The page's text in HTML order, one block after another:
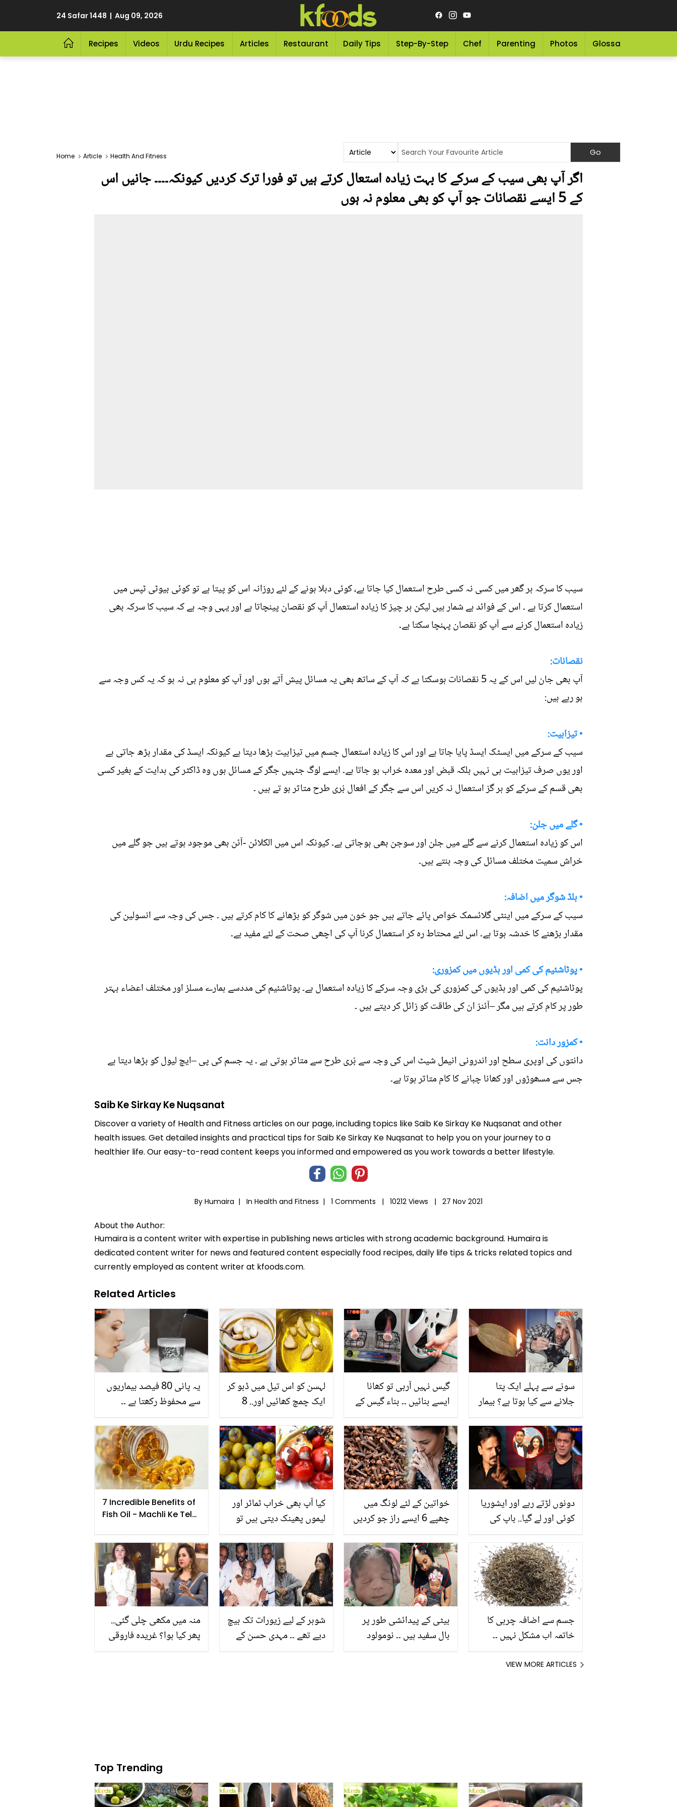
24 Safar 1448 | Aug 09, 2026
Recipes Videos Urdu Recipes Articles Restaurant Daily Tips Step-By-Step Chef Parenting Photos Glossary
Home Article Health And Fitness
اگر آپ بھی سیب کے سرکے کا بہت زیادہ استعال کرتے ہیں تو فورا ترک کردیں کیونکہ۔۔۔۔ جانیں اس
کے 5 ایسے نقصانات جو آپ کو بھی معلوم نہ ہوں
سیب کا سرکہ ہر گھر میں کسی نہ کسی طرح استعمال کیا جاتا ہے، کوئی دبلا ہونے کے لئے روزانہ اس کو پیتا ہے تو کوئی بیوٹی ٹپس میں
استعمال کرتا ہے ۔ اس کے فوائد بے شمار ہیں لیکن ہر چیز کا زیادہ استعمال آپ کو نقصان پینچاتا ہے اور یہی وجہ ہے کہ سیب کا سرکہ بھی
زیادہ استعمال کرنے سے آپ کو نقصان پہنچا سکتا ہے۔
نقصانات:
آپ بھی جان لیں اس کے یہ 5 نقصانات ہوسکتا ہے کہ آپ کے ساتھ بھی یہ مسائل پیش آتے ہوں اور آپ کو معلوم ہی نہ ہو کہ یہ کس وجہ سے
ہو رہے ہیں:
• تیزابیت:
سیب کے سرکے میں ایسٹک ایسڈ پایا جاتا ہے اور اس کا زیادہ استعمال جسم میں تیزابیت بڑھا دیتا ہے کیونکہ ایسڈ کی مقدار بڑھ جاتی ہے
اور یوں صرف تیزابیت ہی نہیں بلکہ قبض اور معدہ خراب ہو جاتا ہے۔ ایسے لوگ جنہیں جگر کے مسائل ہوں وہ ڈاکٹر کی ہدایت کے بغیر کسی
بھی قسم کے سرکے کو ہر گز استعمال نہ کریں اس سے جگر کے افعال بُری طرح متاثر ہو تے ہیں ۔
• گلے میں جلن:
اس کو زیادہ استعمال کرنے سے گلے میں جلن اور سوجن بھی ہوجاتی ہے۔ کیونکہ اس میں الکلائن -آئن بھی موجود ہوتے ہیں جو گلے میں
خراش سمیت مختلف مسائل کی وجہ بنتے ہیں۔
• بلڈ شوگر میں اضافہ:
سیب کے سرکے میں اینٹی گلائسمک خواص پائے جاتے ہیں جو خون میں شوگر کو بڑھانے کا کام کرتے ہیں ۔ جس کی وجہ سے انسولین کی
مقدار بڑھنے کا خدشہ ہوتا ہے۔ اس لئے محتاط رہ کر استعمال کرنا آپ کی اچھی صحت کے لئے مفید ہے۔
• پوٹاشئیم کی کمی اور ہڈیوں میں کمزوری:
پوٹاشئیم کی کمی اور ہڈیوں کی کمزوری کی بڑی وجہ سرکے کا زیادہ استعمال ہے۔ پوٹاشئیم کی مددسے ہمارے مسلز اور مختلف اعضاء بہتر
طور پر کام کرتے ہیں مگر –آئنز ان کی طاقت کو زائل کر دیتے ہیں ۔
• کمزور دانت:
دانتوں کی اوپری سطح اور اندرونی انیمل شیٹ اس کی وجہ سے بُری طرح سے متاثر ہوتی ہے ۔ یہ جسم کی پی –ایچ لیول کو بڑھا دیتا ہے
جس سے مسھوڑوں اور کھانا چبانے کا کام متاثر ہوتا ہے۔
Saib Ke Sirkay Ke Nuqsanat
Discover a variety of Health and Fitness articles on our page, including topics like Saib Ke Sirkay Ke Nuqsanat and other
health issues. Get detailed insights and practical tips for Saib Ke Sirkay Ke Nuqsanat to help you on your journey to a
healthier life. Our easy-to-read content keeps you informed and empowered as you work towards a better lifestyle.
By Humaira | In Health and Fitness | 1 Comments | 10212 Views | 27 Nov 2021
About the Author:
Humaira is a content writer with expertise in publishing news articles with strong academic background. Humaira is
dedicated content writer for news and featured content especially food recipes, daily life tips & tricks related topics and
currently employed as content writer at kfoods.com.
Related Articles
یہ پانی 80 فیصد بیماریوں
سے محفوظ رکھتا ہے ۔۔
پینے کے وہ فائدے جو ڈاکٹرز
بھی بتاتے ہیں، اس میں
کتنی بیماریوں کا علاج ہے؟
لہسن کو اس تیل میں ڈبو کر
ایک چمچ کھائیں اور.. 8
جو سردیوں میں آپ کو ہر
بیماری سے بچائے
گیس نہیں آرہی تو کھانا
ایسے بنائیں ۔۔ بناء گیس کے
سے کیسے جل سکتا ہے؟
سونے سے پہلے ایک پتا
جلانے سے کیا ہوتا ہے؟ بیمار
پات کے یہ استعمال بھی
جان لیں
7 Incredible Benefits of
Fish Oil - Machli Ke Tel
کیا آپ بھی خراب ٹماٹر اور
لیموں پھینک دیتی ہیں تو
استعمال کے طریقے جو آپ
کے ہزاروں روپے بچائیں
خواتین کے لئے لونگ میں
چھپے 6 ایسے راز جو کردیں
دونوں لڑتے رہے اور ایشوریا
کوئی اور لے گیا.. باپ کی
کون سی پیش گوئی تھی
جو سچ ثابت ہوگئی؟
منہ میں مکھی چلی گئی..
پھر کیا ہوا؟ غریدہ فاروقی
شوہر کے لیے زیورات تک بیچ
دیے تھے ۔۔ مہدی حسن کے
بیٹی کے پیدائشی طور پر
بال سفید ہیں ۔۔ نومولود
جسم سے اضافہ چربی کا
خاتمہ اب مشکل نہیں ۔۔
استعمال وزن میں کمی کے
VIEW MORE ARTICLES
Top Trending